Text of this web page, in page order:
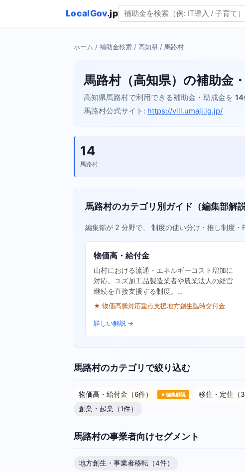
LocalGov.jp
ホーム / 補助金検索 / 高知県 / 馬路村
馬路村（高知県）の補助金
高知県馬路村で利用できる補助金・助成金を 14
馬路村公式サイト: https://vill.umaji.lg.jp/
14
馬路村
馬路村のカテゴリ別ガイド（編集部解説
編集部が 2 分野で、 制度の使い分け・推し制度・
物価高・給付金
山村における流通・エネルギーコスト増加に
対応。ユズ加工品製造業者や農業法人の経営
継続を直接支援する制度。…
★ 物価高騰対応重点支援地方創生臨時交付金
詳しい解説 →
馬路村のカテゴリで絞り込む
物価高・給付金（6件） ★編集解説 移住・定住（3
創業・起業（1件）
馬路村の事業者向けセグメント
地方創生・事業者移転（4件）